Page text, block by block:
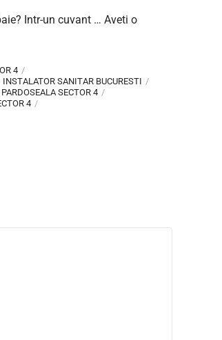
Intr-un cuvant … Aveti o
4
INSTALATOR SANITAR BUCURESTI
SECTOR 4
4